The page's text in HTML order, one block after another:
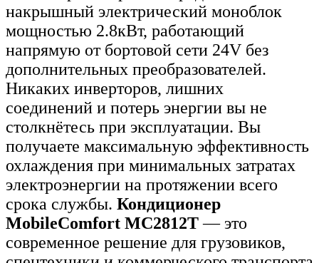
накрышный электрический моноблок
мощностью 2.8кВт, работающий
напрямую от бортовой сети 24V без
дополнительных преобразователей.
Никаких инверторов, лишних
соединений и потерь энергии вы не
столкнётесь при эксплуатации. Вы
получаете максимальную эффективность
охлаждения при минимальных затратах
электроэнергии на протяжении всего
срока службы. Кондиционер
MobileComfort MC2812T— это
современное решение для грузовиков,